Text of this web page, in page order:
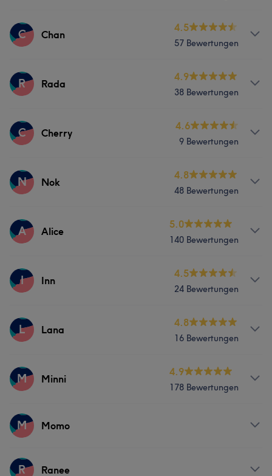
Services
C Chan
4.5
57 Bewertungen
Services
R Rada
4.9
38 Bewertungen
Services
C Cherry
4.6
9 Bewertungen
Services
N Nok
4.8
48 Bewertungen
Services
A Alice
5.0
140 Bewertungen
Services
Was unsere Kunden über Alice sagen
I Inn
4.5
24 Bewertungen
Services
L Lana
4.8
16 Bewertungen
Services
M Minni
4.9
178 Bewertungen
Services
M Momo
Services
R Ranee